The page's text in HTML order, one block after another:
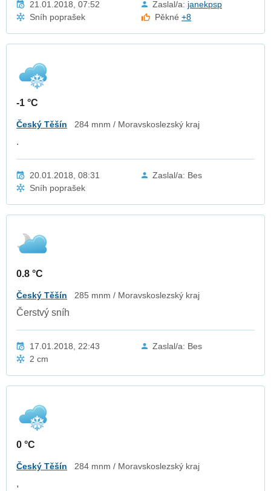
21.01.2018, 07:52 Zaslal/a: janekpsp
Sníh poprašek
Pěkné+8
-1 °C
Český Těšín 284 mnm / Moravskoslezský kraj
.
20.01.2018, 08:31
Zaslal/a: Bes
Sníh poprašek
0.8 °C
Český Těšín 285 mnm / Moravskoslezský kraj
Čerstvý sníh
17.01.2018, 22:43
Zaslal/a: Bes
2 cm
0 °C
Český Těšín 284 mnm / Moravskoslezský kraj
,